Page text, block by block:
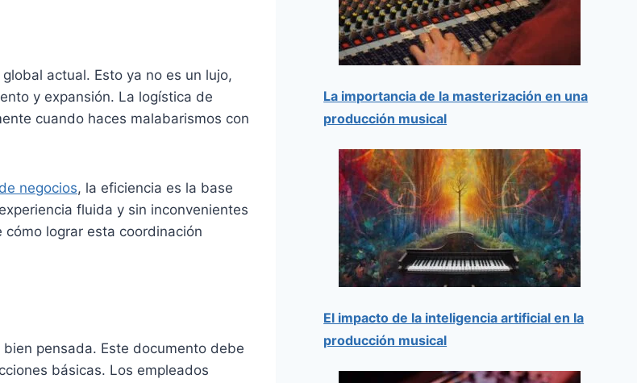
actual. Esto ya no es un lujo,
y expansión. La logística de
cuando haces malabarismos con
negocios, la eficiencia es la base
fluida y sin inconvenientes
lograr esta coordinación
pensada. Este documento debe
básicas. Los empleados
La importancia de la masterización en una
producción musical
El impacto de la inteligencia artificial en la
producción musical